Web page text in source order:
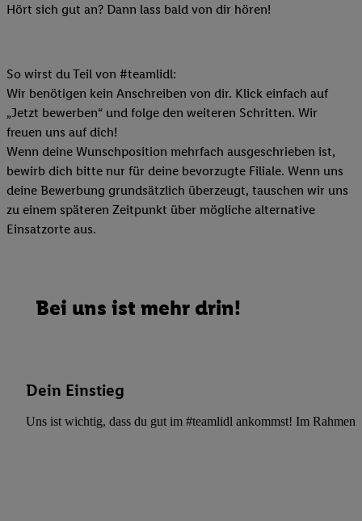
Hört sich gut an? Dann lass bald von dir hören!
So wirst du Teil von #teamlidl:
Wir benötigen kein Anschreiben von dir. Klick einfach auf
„Jetzt bewerben“ und folge den weiteren Schritten. Wir
freuen uns auf dich!
Wenn deine Wunschposition mehrfach ausgeschrieben ist,
bewirb dich bitte nur für deine bevorzugte Filiale. Wenn uns
deine Bewerbung grundsätzlich überzeugt, tauschen wir uns
zu einem späteren Zeitpunkt über mögliche alternative
Einsatzorte aus.
Bei uns ist mehr drin!
Dein Einstieg
Uns ist wichtig, dass du gut im #teamlidl ankommst! Im Rahmen